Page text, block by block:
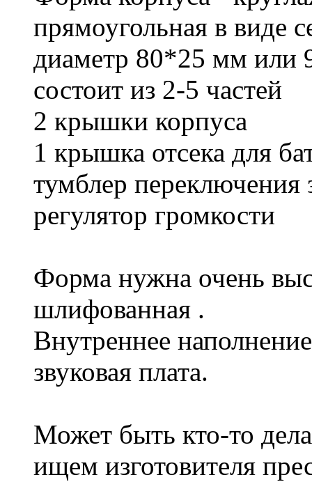
прямоугольная в виде
диаметр 80*25 мм
состоит из 2-5 частей
2 крышки корпуса
1 крышка отсека для
тумблер переключения
регулятор громкости
Форма нужна очень
шлифованная .
Внутреннее
звуковая плата.
Может быть кто-то
ищем изготовителя